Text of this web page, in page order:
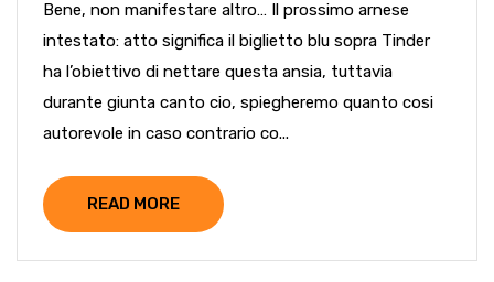
Bene, non manifestare altro… Il prossimo arnese
intestato: atto significa il biglietto blu sopra Tinder
ha l’obiettivo di nettare questa ansia, tuttavia
durante giunta canto cio, spiegheremo quanto cosi
autorevole in caso contrario co...
READ MORE